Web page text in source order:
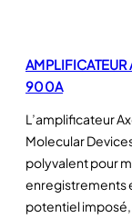
900A
L’amplificateur
Molecular
polyvalent pour
enregistrements
potentiel